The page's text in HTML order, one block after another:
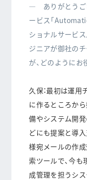
― ありがとうご
ービス「
ショナルサービス
ジニアが御社の
が、どのように
久保：最初は運
に作るところか
備やシステム開
どにも提案と導
様宛メールの作
索ツールで、今も
成管理を担うシ